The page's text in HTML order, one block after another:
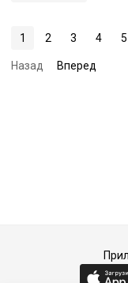
1 2 3 4 5
Назад Вперед